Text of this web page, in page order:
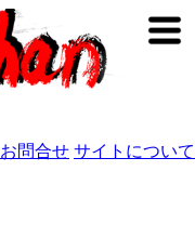
お問合せサイトについて